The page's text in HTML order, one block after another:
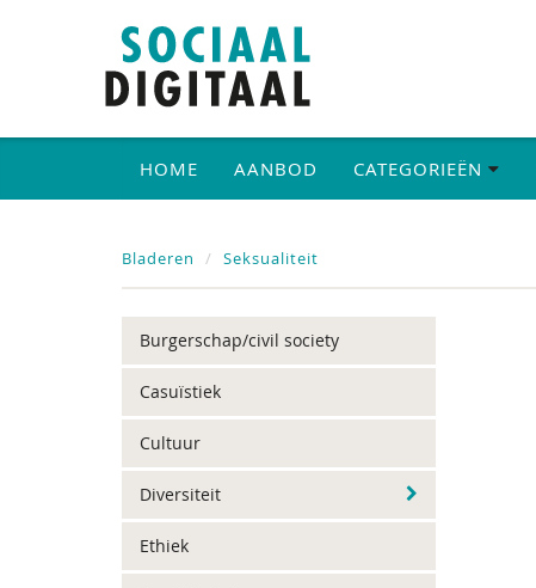
HOME AANBOD CATEGORIEËN
Bladeren Seksualiteit
Burgerschap/civil society
Casuïstiek
Cultuur
Diversiteit
Ethiek